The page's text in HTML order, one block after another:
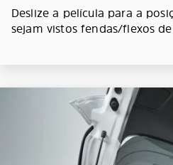
Deslize a película para a
sejam vistos fendas/flexos